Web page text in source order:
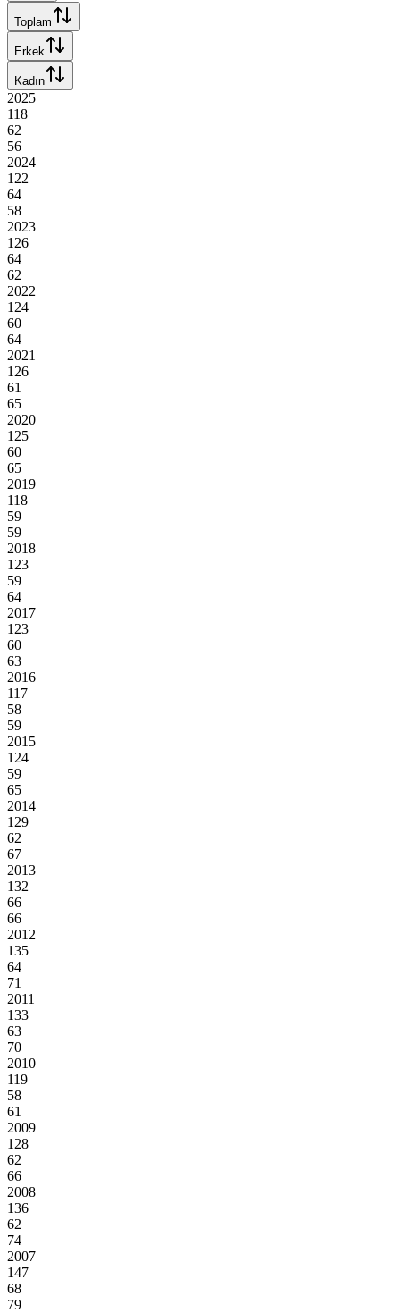
Toplam
Erkek
Kadın
2025
118
62
56
2024
122
64
58
2023
126
64
62
2022
124
60
64
2021
126
61
65
2020
125
60
65
2019
118
59
59
2018
123
59
64
2017
123
60
63
2016
117
58
59
2015
124
59
65
2014
129
62
67
2013
132
66
66
2012
135
64
71
2011
133
63
70
2010
119
58
61
2009
128
62
66
2008
136
62
74
2007
147
68
79